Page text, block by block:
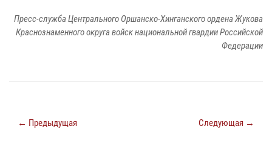
Пресс-служба Центрального Оршанско-Хинганского ордена Жукова
Краснознаменного округа войск национальной гвардии Российской
Федерации
← Предыдущая Следующая →